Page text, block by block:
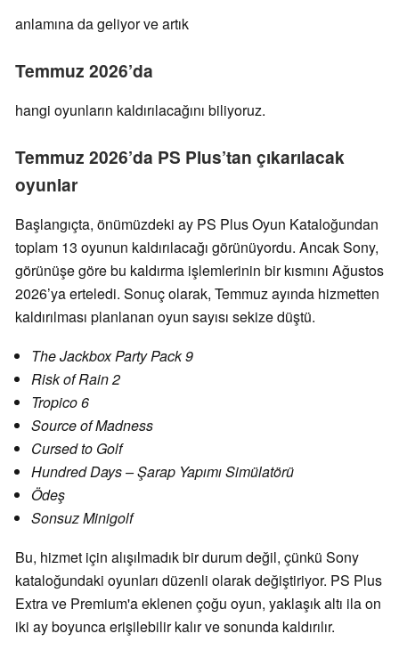
anlamına da geliyor ve artık
Temmuz 2026’da
hangi oyunların kaldırılacağını biliyoruz.
Temmuz 2026’da PS Plus’tan çıkarılacak
oyunlar
Başlangıçta, önümüzdeki ay PS Plus Oyun Kataloğundan
toplam 13 oyunun kaldırılacağı görünüyordu. Ancak Sony,
görünüşe göre bu kaldırma işlemlerinin bir kısmını Ağustos
2026’ya erteledi. Sonuç olarak, Temmuz ayında hizmetten
kaldırılması planlanan oyun sayısı sekize düştü.
The Jackbox Party Pack 9
Risk of Rain 2
Tropico 6
Source of Madness
Cursed to Golf
Hundred Days – Şarap Yapımı Simülatörü
Ödeş
Sonsuz Minigolf
Bu, hizmet için alışılmadık bir durum değil, çünkü Sony
kataloğundaki oyunları düzenli olarak değiştiriyor. PS Plus
Extra ve Premium'a eklenen çoğu oyun, yaklaşık altı ila on
iki ay boyunca erişilebilir kalır ve sonunda kaldırılır.